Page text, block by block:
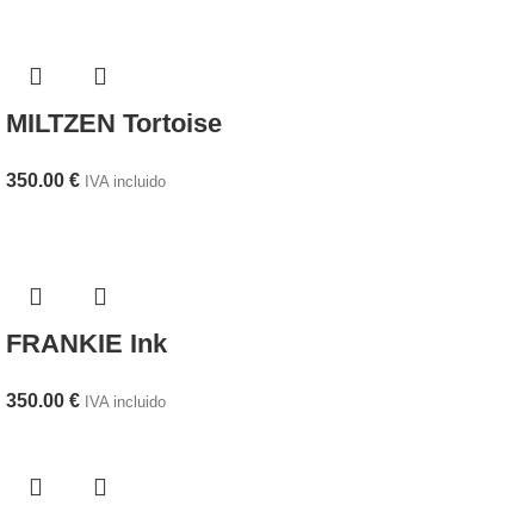
MILTZEN Tortoise
350.00 € IVA incluido
FRANKIE Ink
350.00 € IVA incluido